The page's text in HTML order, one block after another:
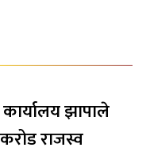
झापाले
राजस्व